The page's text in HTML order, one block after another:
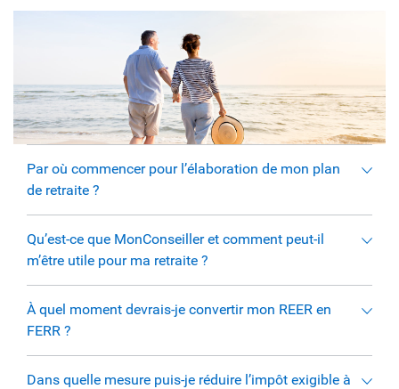
Par où commencer pour l’élaboration de mon plan
de retraite ?
Qu’est-ce que MonConseiller et comment peut-il
m’être utile pour ma retraite ?
À quel moment devrais-je convertir mon REER en
FERR ?
Dans quelle mesure puis-je réduire l’impôt exigible à